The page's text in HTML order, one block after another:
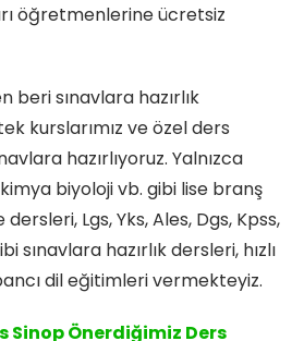
öğretmenlerine ücretsiz
beri sınavlara hazırlık
kurslarımız ve özel ders
hazırlıyoruz. Yalnızca
biyoloji vb. gibi lise branş
Lgs, Yks, Ales, Dgs, Kpss,
sınavlara hazırlık dersleri, hızlı
dil eğitimleri vermekteyiz.
Sinop Önerdiğimiz Ders